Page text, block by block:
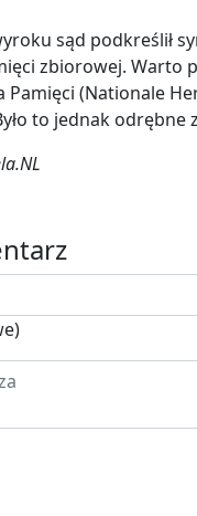
sąd podkreślił
zbiorowej. Warto
Pamięci (Nationale
to jednak odrębne